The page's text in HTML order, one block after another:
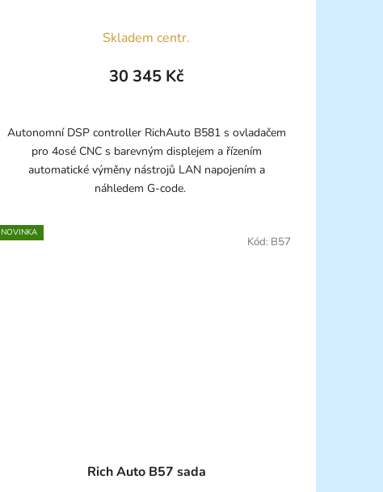
Skladem centr.
30 345 Kč
Autonomní DSP controller RichAuto B581 s ovladačem
pro 4osé CNC s barevným displejem a řízením
automatické výměny nástrojů LAN napojením a
náhledem G-code.
NOVINKA
Rich Auto B57 sada
Kód: B57